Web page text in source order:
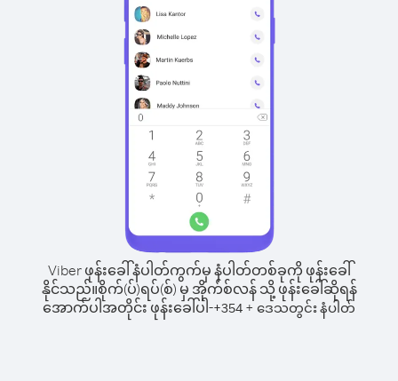
Viber ဖုန်းခေါ်နံပါတ်ကွက်မှ နံပါတ်တစ်ခုကို ဖုန်းခေါ်
နိုင်သည်။စိုက်(ပ်)ရပ်(စ်) မှ အိုက်စ်လန် သို့ ဖုန်းခေါ်ဆိုရန်
အောက်ပါအတိုင်း ဖုန်းခေါ်ပါ-+354 + ဒေသတွင်း နံပါတ်